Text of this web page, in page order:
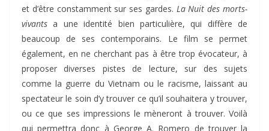
et d’être constamment sur ses gardes. La Nuit des morts-
vivants a une identité bien particulière, qui diffère de
beaucoup de ses contemporains. Le film se permet
également, en ne cherchant pas à être trop évocateur, à
proposer diverses pistes de lecture, sur des sujets
comme la guerre du Vietnam ou le racisme, laissant au
spectateur le soin d’y trouver ce qu’il souhaitera y trouver,
ou ce que ses impressions le mèneront à trouver. Voilà
qui permettra donc à George A. Romero de trouver la